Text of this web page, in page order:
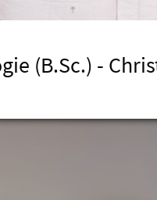
(B.Sc.) -